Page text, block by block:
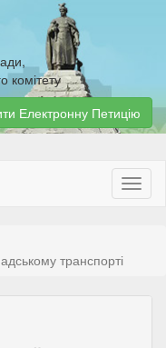
комітету
Електронну Петицію
транспорті